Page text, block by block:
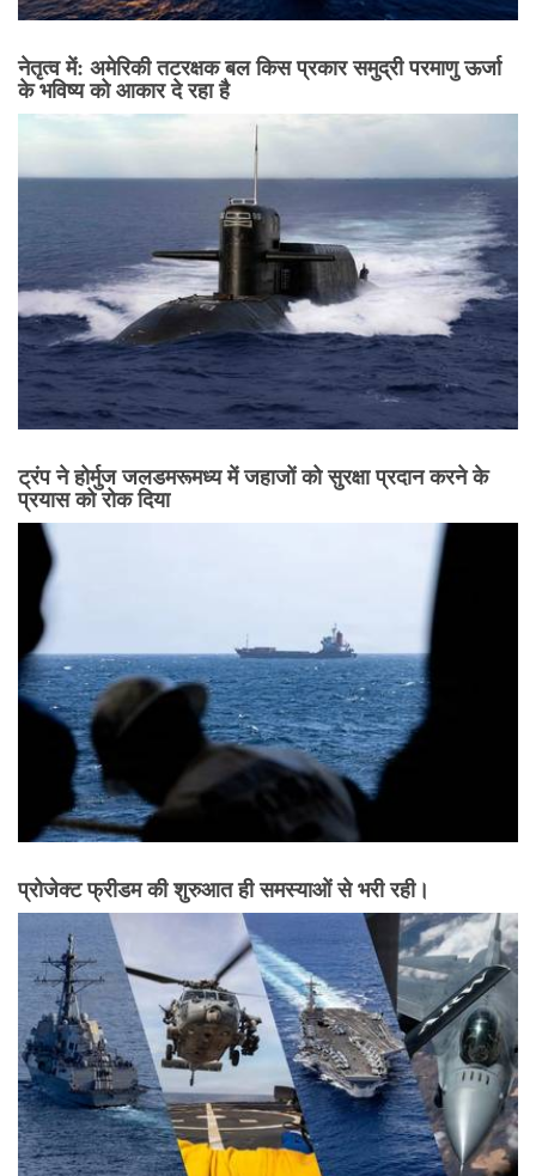
नेतृत्व में: अमेरिकी तटरक्षक बल किस प्रकार समुद्री परमाणु ऊर्जा
के भविष्य को आकार दे रहा है
ट्रंप ने होर्मुज जलडमरूमध्य में जहाजों को सुरक्षा प्रदान करने के
प्रयास को रोक दिया
प्रोजेक्ट फ्रीडम की शुरुआत ही समस्याओं से भरी रही।